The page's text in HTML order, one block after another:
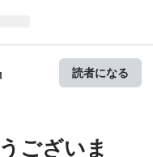
読者になる
ございま